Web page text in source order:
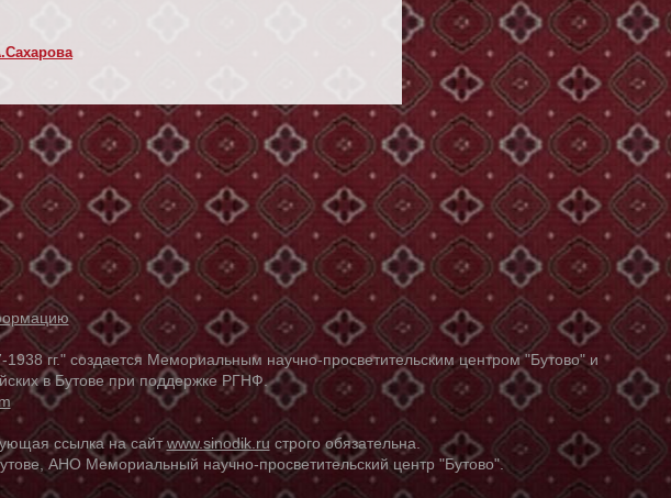
гг." создается Мемориальным научно-просветительским центром "Бутово" и
в Бутове при поддержке РГНФ.
ссылка на сайтwww.sinodik.ru строго обязательна.
АНО Мемориальный научно-просветительский центр "Бутово".